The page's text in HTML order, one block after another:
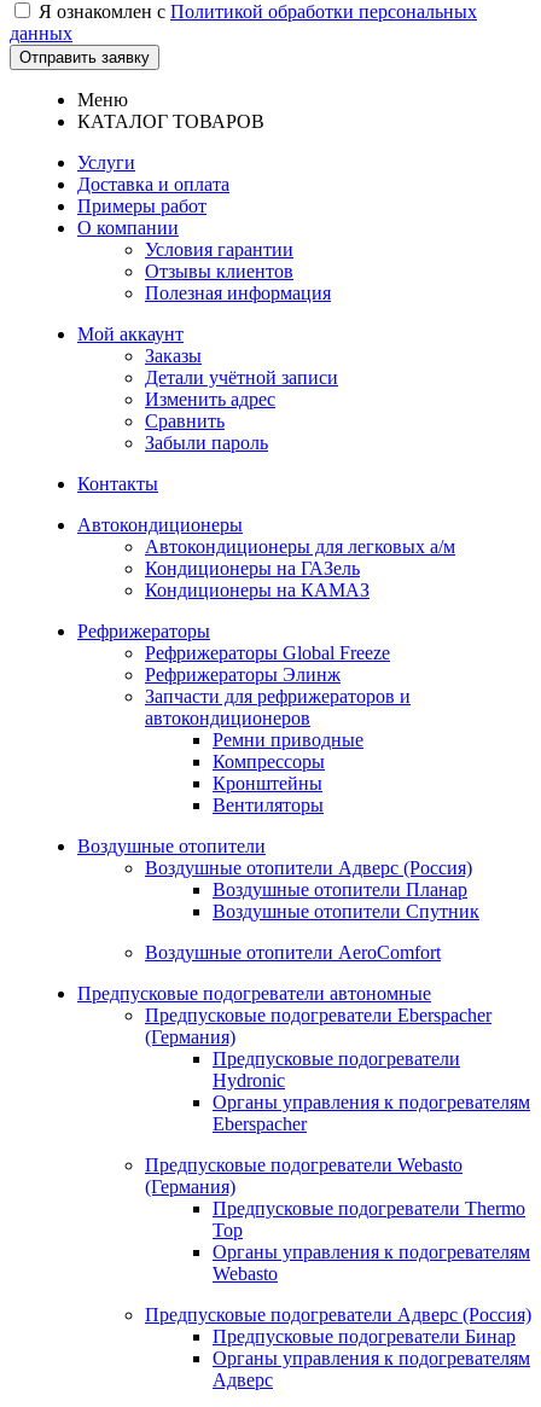
Я ознакомлен с Политикой обработки персональных
данных
Отправить заявку
Меню
КАТАЛОГ ТОВАРОВ
Услуги
Доставка и оплата
Примеры работ
О компании
Условия гарантии
Отзывы клиентов
Полезная информация
Мой аккаунт
Заказы
Детали учётной записи
Изменить адрес
Сравнить
Забыли пароль
Контакты
Автокондиционеры
Автокондиционеры для легковых а/м
Кондиционеры на ГАЗель
Кондиционеры на КАМАЗ
Рефрижераторы
Рефрижераторы Global Freeze
Рефрижераторы Элинж
Запчасти для рефрижераторов и
автокондиционеров
Ремни приводные
Компрессоры
Кронштейны
Вентиляторы
Воздушные отопители
Воздушные отопители Адверс (Россия)
Воздушные отопители Планар
Воздушные отопители Спутник
Воздушные отопители AeroComfort
Предпусковые подогреватели автономные
Предпусковые подогреватели Eberspacher
(Германия)
Предпусковые подогреватели
Hydronic
Органы управления к подогревателям
Eberspacher
Предпусковые подогреватели Webasto
(Германия)
Предпусковые подогреватели Thermo
Top
Органы управления к подогревателям
Webasto
Предпусковые подогреватели Адверс (Россия)
Предпусковые подогреватели Бинар
Органы управления к подогревателям
Адверс